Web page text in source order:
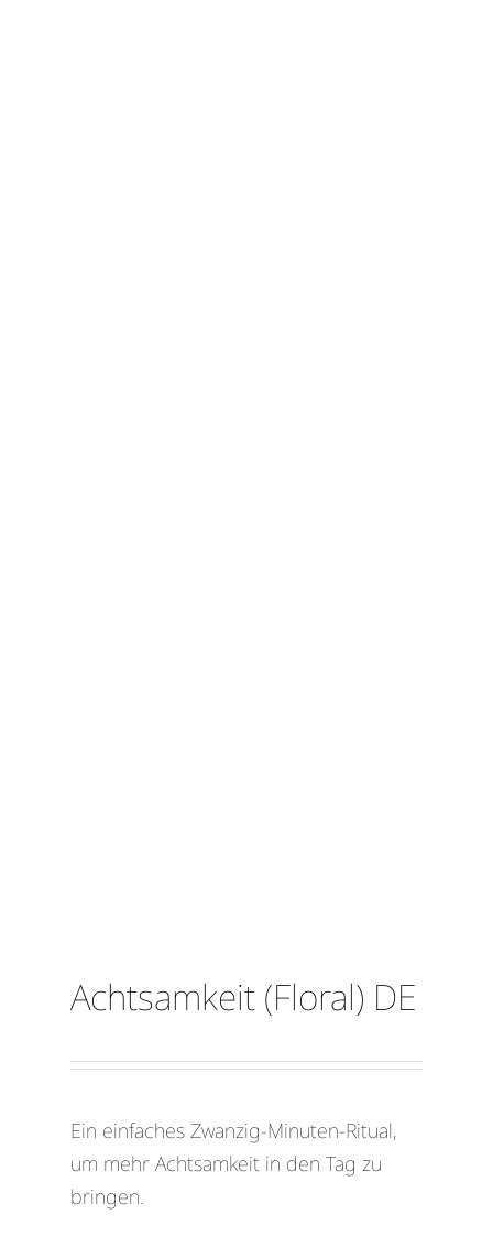
Achtsamkeit (Floral) DE
Ein einfaches Zwanzig-Minuten-Ritual,
um mehr Achtsamkeit in den Tag zu
bringen.